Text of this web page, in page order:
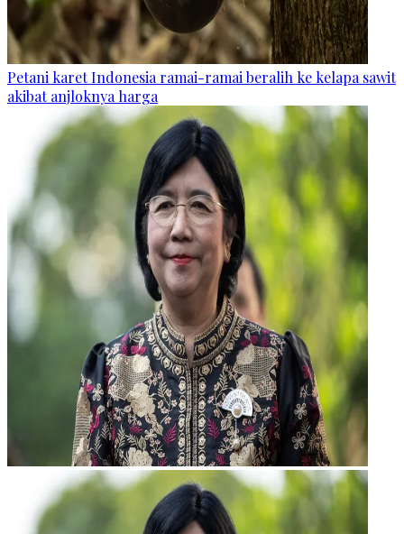
Petani karet Indonesia ramai-ramai beralih ke kelapa sawit
akibat anjloknya harga